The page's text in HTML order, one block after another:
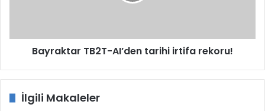
Bayraktar TB2T-AI’den tarihi irtifa rekoru!
İlgili Makaleler